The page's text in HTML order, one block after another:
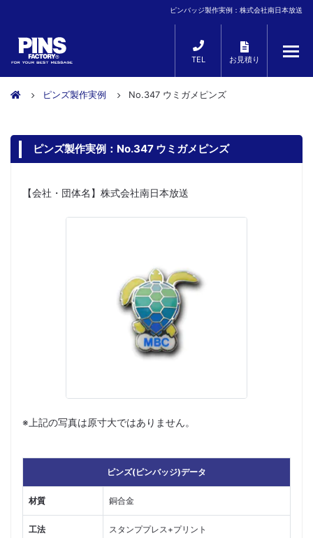
ピンバッジ製作実例：株式会社南日本放送
TEL お見積り
ピンズ製作実例 No.347 ウミガメピンズ
ピンズ製作実例：No.347 ウミガメピンズ
【会社・団体名】株式会社南日本放送
※上記の写真は原寸大ではありません。
ピンズ(ピンバッジ)データ
材質 銅合金
工法 スタンププレス+プリント